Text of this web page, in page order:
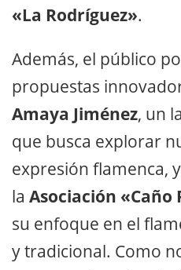
«La Rodríguez».
Además, el público
propuestas
Amaya Jiménez, un
que busca explorar
expresión flamenca,
la Asociación «Caño
su enfoque en el
y tradicional. Como